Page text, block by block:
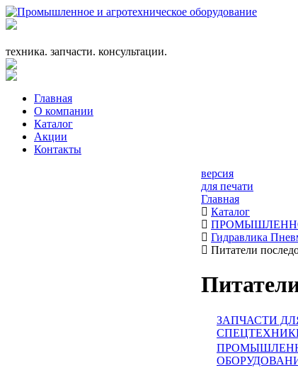
техника. запчасти. консультации.
Главная
О компании
Каталог
Акции
Контакты
версия
для печати
Главная
Каталог
Гидравлика
Питатели
ЗАПЧАСТИ